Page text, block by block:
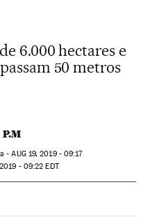
6.000 hectares e
50 metros
P.M
-AUG19, 2019 - 09:17
- 09:22 EDT
Sociales